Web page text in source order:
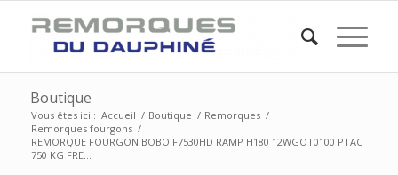
Boutique
Vous êtes ici : Accueil / Boutique / Remorques /
Remorques fourgons /
REMORQUE FOURGON BOBO F7530HD RAMP H180 12WGOT0100 PTAC
750 KG FRE...